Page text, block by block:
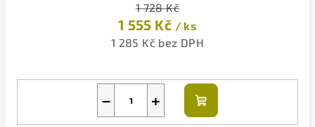
1 728 Kč
1 555 Kč / ks
1 285 Kč bez DPH
+
−
Do
košíku